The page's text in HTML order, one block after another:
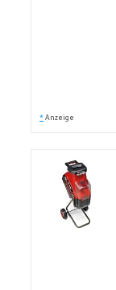
* Anzeige